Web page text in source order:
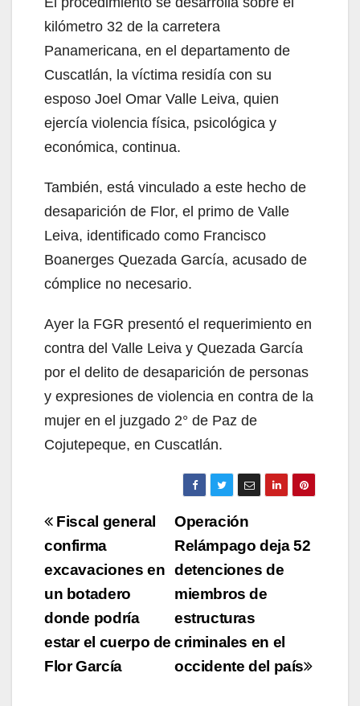
kilómetro 32 de la carretera
Panamericana, en el departamento de
Cuscatlán, la víctima residía con su
esposo Joel Omar Valle Leiva, quien
ejercía violencia física, psicológica y
económica, continua.
También, está vinculado a este hecho de
desaparición de Flor, el primo de Valle
Leiva, identificado como Francisco
Boanerges Quezada García, acusado de
cómplice no necesario.
Ayer la FGR presentó el requerimiento en
contra del Valle Leiva y Quezada García
por el delito de desaparición de personas
y expresiones de violencia en contra de la
mujer en el juzgado 2° de Paz de
Cojutepeque, en Cuscatlán.
Navegación
de
entradas
Operación
Relámpago deja 52
detenciones de
miembros de
estructuras
criminales en el
occidente del país
Fiscal general
confirma
excavaciones en
un botadero
donde podría
estar el cuerpo de
Flor García